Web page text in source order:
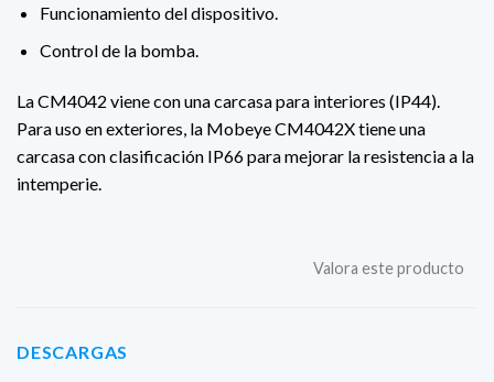
Funcionamiento del dispositivo.
Control de la bomba.
La CM4042 viene con una carcasa para interiores (IP44).
Para uso en exteriores, la Mobeye CM4042X tiene una
carcasa con clasificación IP66 para mejorar la resistencia a la
intemperie.
Valora este producto
DESCARGAS